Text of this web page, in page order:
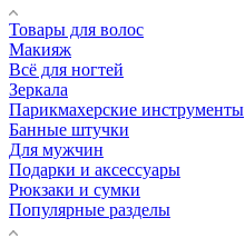
Товары для волос
Макияж
Всё для ногтей
Зеркала
Парикмахерские инструменты
Банные штучки
Для мужчин
Подарки и аксессуары
Рюкзаки и сумки
Популярные разделы